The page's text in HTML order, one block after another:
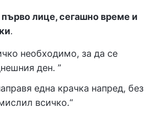
първо лице, сегашно време и
.
необходимо, за да се
ден. ”
една крачка напред, без
всичко.“